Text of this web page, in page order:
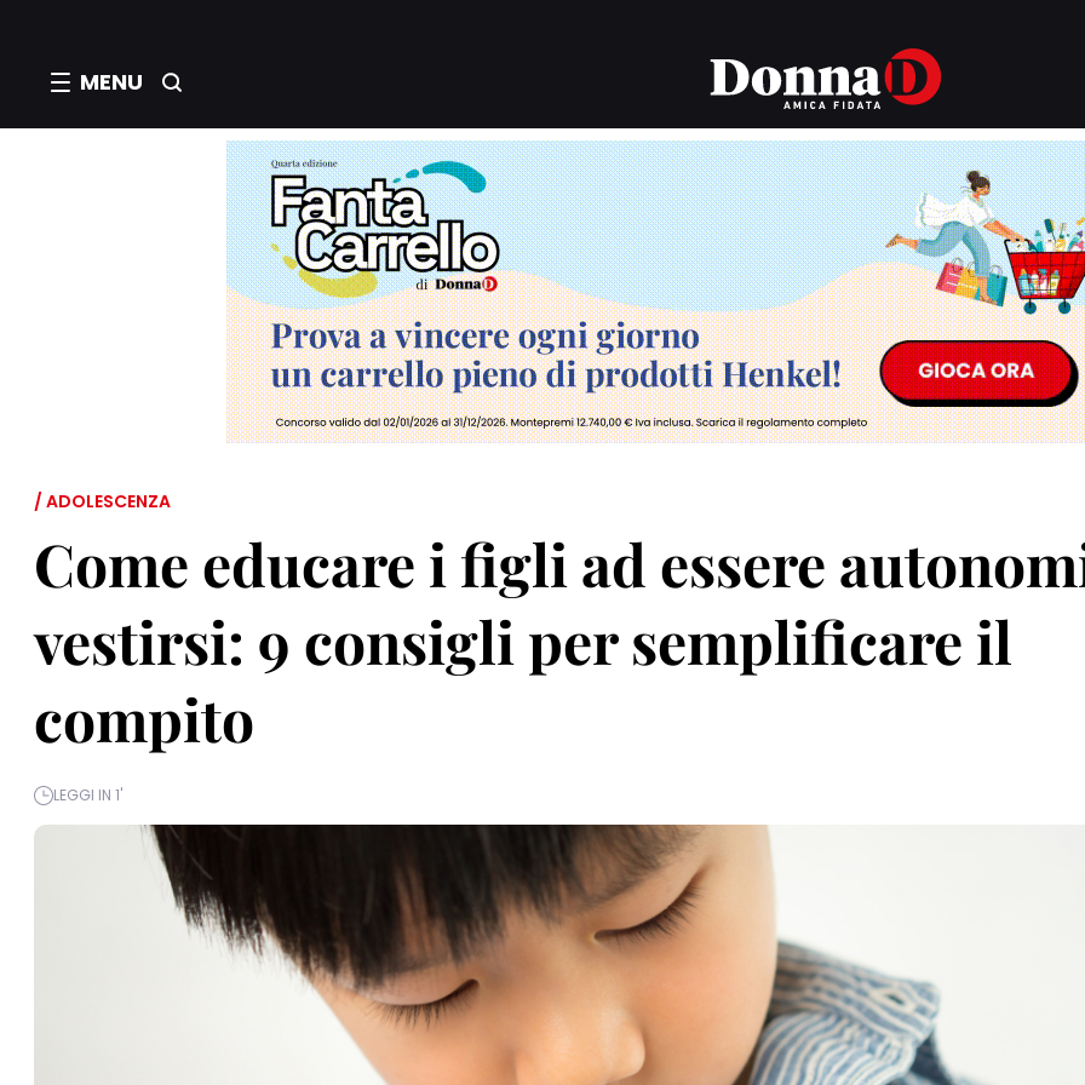
MENU
/ ADOLESCENZA
Come educare i figli ad essere
vestirsi: 9 consigli per semplificare il
compito
LEGGI IN 1'